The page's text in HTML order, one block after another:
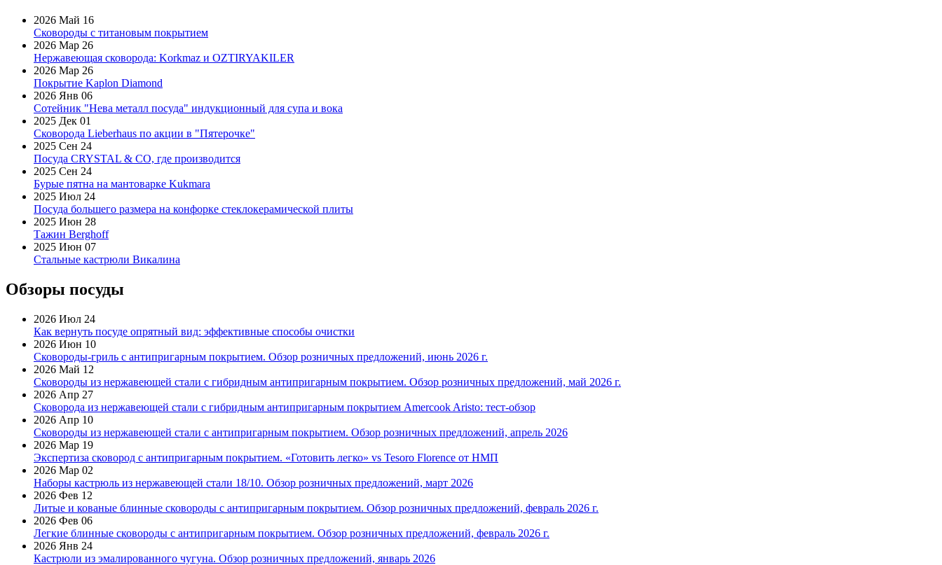
2026 Май 16
Сковороды с титановым покрытием
2026 Мар 26
Нержавеющая сковорода: Korkmaz и OZTIRYAKILER
2026 Мар 26
Покрытие Kaplon Diamond
2026 Янв 06
Сотейник "Нева металл посуда" индукционный для супа и вока
2025 Дек 01
Сковорода Lieberhaus по акции в "Пятерочке"
2025 Сен 24
Посуда CRYSTAL & CO, где производится
2025 Сен 24
Бурые пятна на мантоварке Kukmara
2025 Июл 24
Посуда большего размера на конфорке стеклокерамической плиты
2025 Июн 28
Тажин Berghoff
2025 Июн 07
Стальные кастрюли Викалина
Обзоры посуды
2026 Июл 24
Как вернуть посуде опрятный вид: эффективные способы очистки
2026 Июн 10
Сковороды-гриль с антипригарным покрытием. Обзор розничных предложений, июнь 2026 г.
2026 Май 12
Сковороды из нержавеющей стали с гибридным антипригарным покрытием. Обзор розничных предложений, май 2026 г.
2026 Апр 27
Сковорода из нержавеющей стали с гибридным антипригарным покрытием Amercook Aristo: тест-обзор
2026 Апр 10
Сковороды из нержавеющей стали с антипригарным покрытием. Обзор розничных предложений, апрель 2026
2026 Мар 19
Экспертиза сковород с антипригарным покрытием. «Готовить легко» vs Tesoro Florence от НМП
2026 Мар 02
Наборы кастрюль из нержавеющей стали 18/10. Обзор розничных предложений, март 2026
2026 Фев 12
Литые и кованые блинные сковороды с антипригарным покрытием. Обзор розничных предложений, февраль 2026 г.
2026 Фев 06
Легкие блинные сковороды с антипригарным покрытием. Обзор розничных предложений, февраль 2026 г.
2026 Янв 24
Кастрюли из эмалированного чугуна. Обзор розничных предложений, январь 2026